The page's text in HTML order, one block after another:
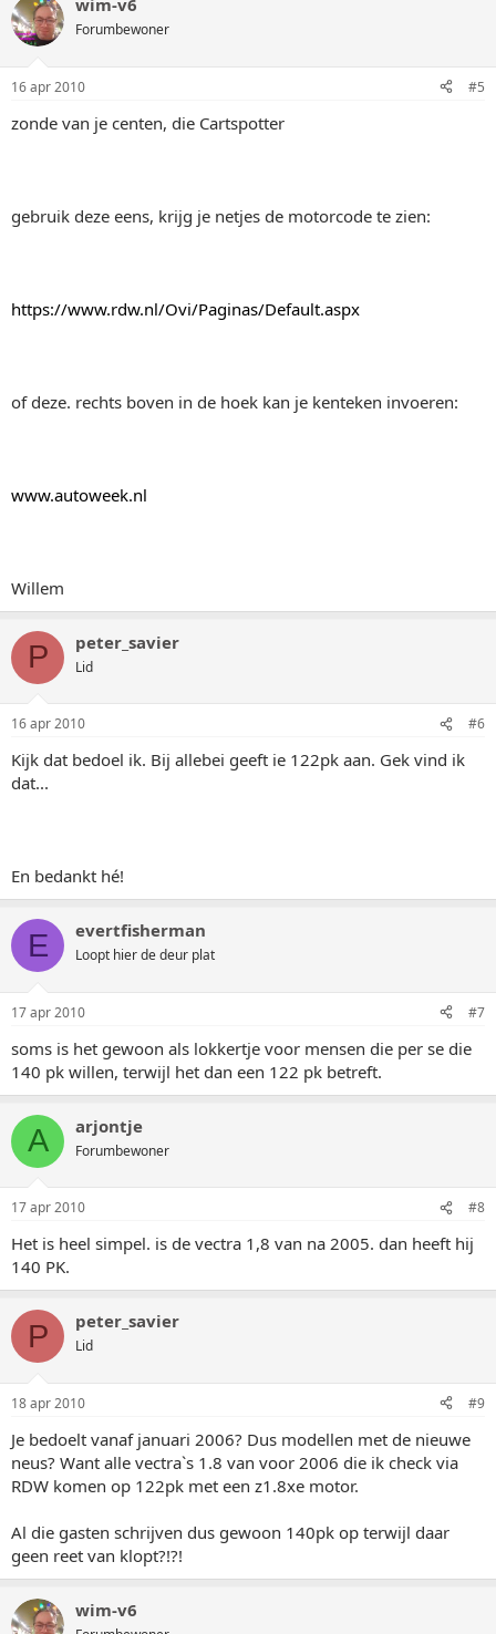
wim-v6
Forumbewoner
16 apr 2010 #5
zonde van je centen, die Cartspotter
gebruik deze eens, krijg je netjes de motorcode te zien:
https://www.rdw.nl/Ovi/Paginas/Default.aspx
of deze. rechts boven in de hoek kan je kenteken invoeren:
www.autoweek.nl
Willem
P peter_savier
Lid
16 apr 2010 #6
Kijk dat bedoel ik. Bij allebei geeft ie 122pk aan. Gek vind ik
dat...
En bedankt hé!
E evertfisherman
Loopt hier de deur plat
17 apr 2010 #7
soms is het gewoon als lokkertje voor mensen die per se die
140 pk willen, terwijl het dan een 122 pk betreft.
A arjontje
Forumbewoner
17 apr 2010 #8
Het is heel simpel. is de vectra 1,8 van na 2005. dan heeft hij
140 PK.
P peter_savier
Lid
18 apr 2010 #9
Je bedoelt vanaf januari 2006? Dus modellen met de nieuwe
neus? Want alle vectra`s 1.8 van voor 2006 die ik check via
RDW komen op 122pk met een z1.8xe motor.
Al die gasten schrijven dus gewoon 140pk op terwijl daar
geen reet van klopt?!?!
wim-v6